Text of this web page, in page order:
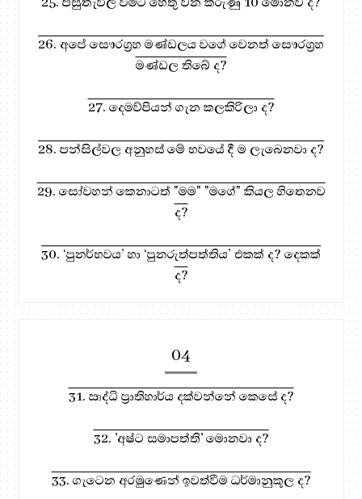
26. අපේ සෞරග්‍රහ මණ්ඩලය වගේ වෙනත් සෞරග්‍රහ
මණ්ඩල තිබේ ද?
27. දෙමව්පියන් ගැන කලකිරිලා ද?
28. පන්සිල්වල අනුහස් මේ භවයේ දී ම ලැබෙනවා ද?
29. සෝවහන් කෙනාටත් "මම" "මගේ" කියල හිතෙනව
ද?
30. ‘පුනර්භවය’ හා ‘පුනරුත්පත්තිය’ එකක් ද? දෙකක්
ද?
04
31. ඍද්ධි ප්‍රාතිහාර්ය දක්වන්නේ කෙසේ ද?
32. 'අෂ්ට සමාපත්ති' මොනවා ද?
33. ගැටෙන අරමුණෙන් ඉවත්වීම ධර්මානුකූල ද?